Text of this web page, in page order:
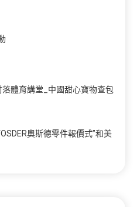
體育講堂_中國甜心寶物查包
奧斯德零件報價式”和美